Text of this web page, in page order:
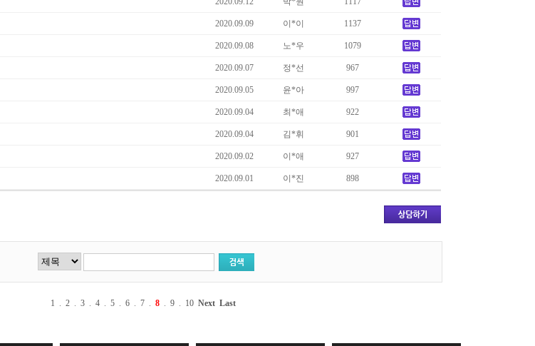
2020.09.09 이*이 1137
2020.09.08 노*우 1079
2020.09.07 정*선 967
2020.09.05 윤*아 997
2020.09.04 최*애 922
2020.09.04 김*휘 901
2020.09.02 이*애 927
2020.09.01 이*진 898
1 . 2 . 3 . 4 . 5 . 6 . 7 . 8 . 9 . 10 Next Last